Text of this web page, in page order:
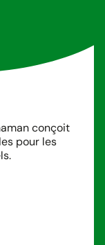
conçoit
pour les